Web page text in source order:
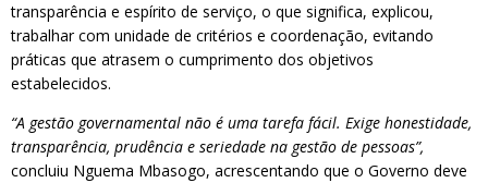
transparência e espírito de serviço, o que significa, explicou,
trabalhar com unidade de critérios e coordenação, evitando
práticas que atrasem o cumprimento dos objetivos
estabelecidos.
“A gestão governamental não é uma tarefa fácil. Exige honestidade,
transparência, prudência e seriedade na gestão de pessoas”,
concluiu Nguema Mbasogo, acrescentando que o Governo deve